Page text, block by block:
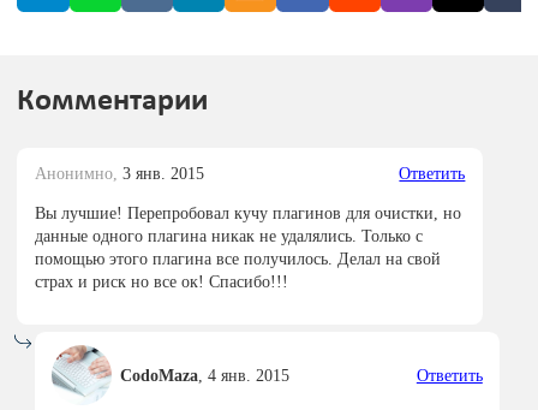
Комментарии
Анонимно, 3 янв. 2015 Ответить
Вы лучшие! Перепробовал кучу плагинов для очистки, но
данные одного плагина никак не удалялись. Только с
помощью этого плагина все получилось. Делал на свой
страх и риск но все ок! Спасибо!!!
CodoMaza 4 янв. 2015 Ответить